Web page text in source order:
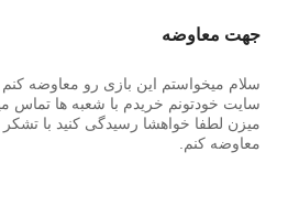
جهت معاوضه
سلام میخواستم این بازی رو معاوضه کنم
سایت خودتونم خریدم با شعبه ها تماس
میزن لطفا خواهشا رسیدگی کنید با تشکر
معاوضه کنم.